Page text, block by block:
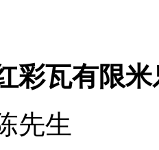
彩瓦有限
先生